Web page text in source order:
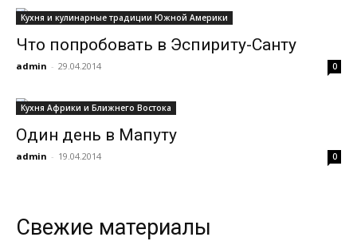
Кухня и кулинарные традиции Южной Америки
Что попробовать в Эспириту-Санту
admin - 29.04.2014 0
Кухня Африки и Ближнего Востока
Один день в Мапуту
admin - 19.04.2014 0
Свежие материалы